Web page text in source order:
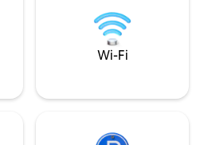
duši. A mnoho
bol váš pobyt
Wi-Fi